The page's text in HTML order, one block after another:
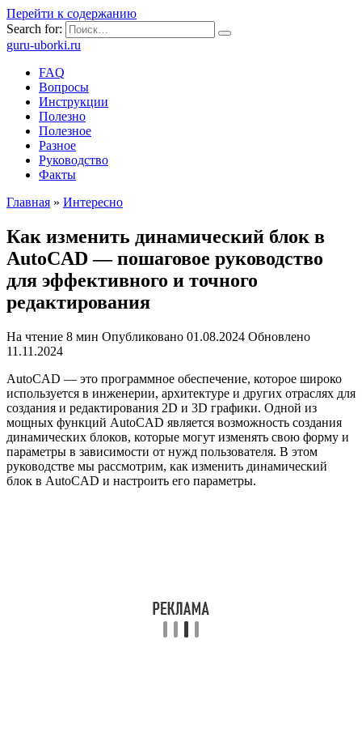
Перейти к содержанию
Search for:
guru-uborki.ru
FAQ
Вопросы
Инструкции
Полезно
Полезное
Разное
Руководство
Факты
Главная » Интересно
Как изменить динамический блок в
AutoCAD — пошаговое руководство
для эффективного и точного
редактирования
На чтение 8 мин Опубликовано 01.08.2024 Обновлено
11.11.2024
AutoCAD — это программное обеспечение, которое широко
используется в инженерии, архитектуре и других отраслях для
создания и редактирования 2D и 3D графики. Одной из
мощных функций AutoCAD является возможность создания
динамических блоков, которые могут изменять свою форму и
параметры в зависимости от нужд пользователя. В этом
руководстве мы рассмотрим, как изменить динамический
блок в AutoCAD и настроить его параметры.